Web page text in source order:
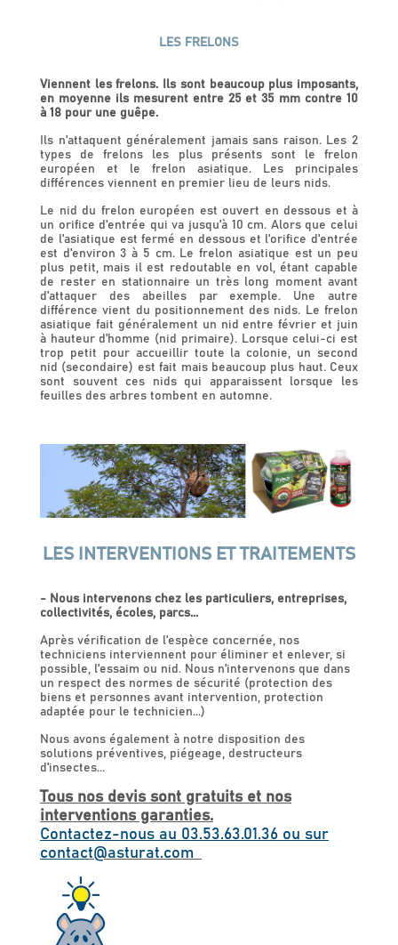
LES FRELONS
Viennent les frelons. Ils sont beaucoup plus imposants,
en moyenne ils mesurent entre 25 et 35 mm contre 10
à 18 pour une guêpe.
Ils n'attaquent généralement jamais sans raison. Les 2
types de frelons les plus présents sont le frelon
européen et le frelon asiatique. Les principales
différences viennent en premier lieu de leurs nids.
Le nid du frelon européen est ouvert en dessous et à
un orifice d'entrée qui va jusqu'à 10 cm. Alors que celui
de l'asiatique est fermé en dessous et l'orifice d'entrée
est d'environ 3 à 5 cm. Le frelon asiatique est un peu
plus petit, mais il est redoutable en vol, étant capable
de rester en stationnaire un très long moment avant
d'attaquer des abeilles par exemple. Une autre
différence vient du positionnement des nids. Le frelon
asiatique fait généralement un nid entre février et juin
à hauteur d'homme (nid primaire). Lorsque celui-ci est
trop petit pour accueillir toute la colonie, un second
nid (secondaire) est fait mais beaucoup plus haut. Ceux
sont souvent ces nids qui apparaissent lorsque les
feuilles des arbres tombent en automne.
LES INTERVENTIONS ET TRAITEMENTS
- Nous intervenons chez les particuliers, entreprises,
collectivités, écoles, parcs...
Après vérification de l'espèce concernée, nos
techniciens interviennent pour éliminer et enlever, si
possible, l'essaim ou nid. Nous n'intervenons que dans
un respect des normes de sécurité (protection des
biens et personnes avant intervention, protection
adaptée pour le technicien...)
Nous avons également à notre disposition des
solutions préventives, piégeage, destructeurs
d'insectes...
Tous nos devis sont gratuits et nos
interventions garanties.
Contactez-nous au 03.53.63.01.36 ou sur
contact@asturat.com